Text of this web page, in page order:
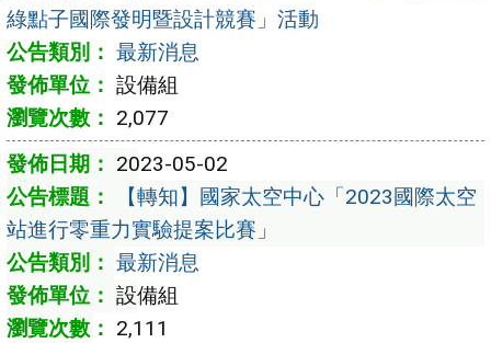
綠點子國際發明暨設計競賽」活動
最新消息
設備組
2,077
2023-05-02
【轉知】國家太空中心「2023國際太空
站進行零重力實驗提案比賽」
最新消息
設備組
2,111